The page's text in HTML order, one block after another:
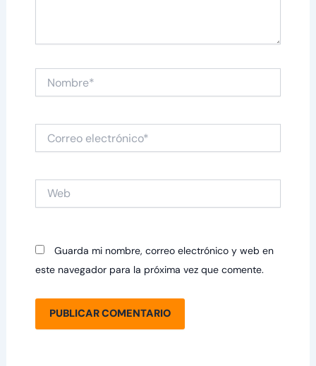
electrónico*
Guarda mi nombre, correo electrónico y web en
este navegador para la próxima vez que comente.